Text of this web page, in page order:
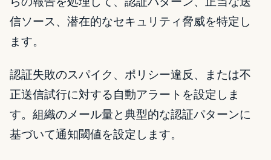
信ソース、潜在的なセキュリティ脅威を特定し
ます。
認証失敗のスパイク、ポリシー違反、または不
正送信試行に対する自動アラートを設定しま
す。組織のメール量と典型的な認証パターンに
基づいて通知閾値を設定します。